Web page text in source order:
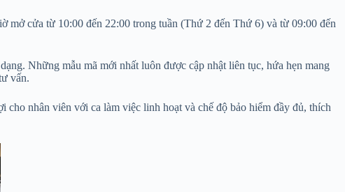
cửa từ 10:00 đến 22:00 trong tuần (Thứ 2 đến Thứ 6) và từ 09:00 đến
Những mẫu mã mới nhất luôn được cập nhật liên tục, hứa hẹn mang
vấn.
nhân viên với ca làm việc linh hoạt và chế độ bảo hiểm đầy đủ, thích